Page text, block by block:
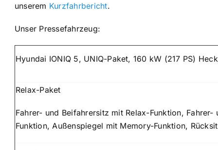
unserem Kurzfahrbericht.
Unser Pressefahrzeug:
Hyundai IONIQ 5, UNIQ-Paket, 160 kW (217 PS)
Relax-Paket
Fahrer- und Beifahrersitz mit Relax-Funktion,
Funktion, Außenspiegel mit Memory-Funktion,